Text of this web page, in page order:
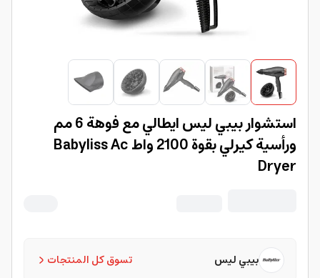
استشوار بيبي ليس ايطالي مع فوهة 6 مم
ورأسية كيرلي بقوة 2100 واط Babyliss Ac
Dryer
تسوق كل المنتجات بيبي ليس